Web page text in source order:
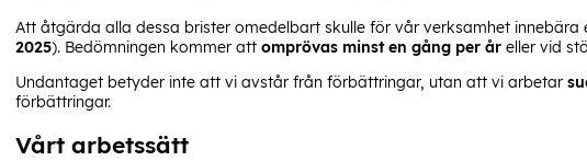
Att åtgärda alla dessa brister omedelbart skulle för vår verksamhet innebära
2025). Bedömningen kommer att omprövas minst en gång per år eller vid
Undantaget betyder inte att vi avstår från förbättringar, utan att vi arbetar
förbättringar.
Vårt arbetssätt